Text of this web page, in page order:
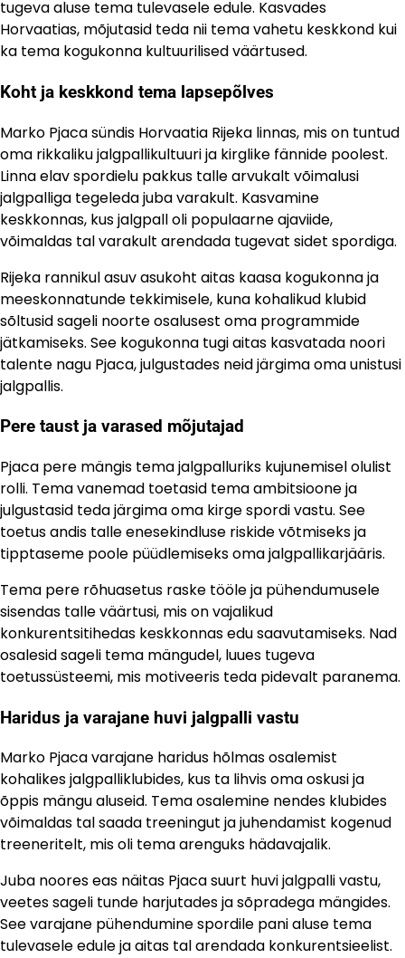
tugeva aluse tema tulevasele edule. Kasvades
Horvaatias, mõjutasid teda nii tema vahetu keskkond kui
ka tema kogukonna kultuurilised väärtused.
Koht ja keskkond tema lapsepõlves
Marko Pjaca sündis Horvaatia Rijeka linnas, mis on tuntud
oma rikkaliku jalgpallikultuuri ja kirglike fännide poolest.
Linna elav spordielu pakkus talle arvukalt võimalusi
jalgpalliga tegeleda juba varakult. Kasvamine
keskkonnas, kus jalgpall oli populaarne ajaviide,
võimaldas tal varakult arendada tugevat sidet spordiga.
Rijeka rannikul asuv asukoht aitas kaasa kogukonna ja
meeskonnatunde tekkimisele, kuna kohalikud klubid
sõltusid sageli noorte osalusest oma programmide
jätkamiseks. See kogukonna tugi aitas kasvatada noori
talente nagu Pjaca, julgustades neid järgima oma unistusi
jalgpallis.
Pere taust ja varased mõjutajad
Pjaca pere mängis tema jalgpalluriks kujunemisel olulist
rolli. Tema vanemad toetasid tema ambitsioone ja
julgustasid teda järgima oma kirge spordi vastu. See
toetus andis talle enesekindluse riskide võtmiseks ja
tipptaseme poole püüdlemiseks oma jalgpallikarjääris.
Tema pere rõhuasetus raske tööle ja pühendumusele
sisendas talle väärtusi, mis on vajalikud
konkurentsitihedas keskkonnas edu saavutamiseks. Nad
osalesid sageli tema mängudel, luues tugeva
toetussüsteemi, mis motiveeris teda pidevalt paranema.
Haridus ja varajane huvi jalgpalli vastu
Marko Pjaca varajane haridus hõlmas osalemist
kohalikes jalgpalliklubides, kus ta lihvis oma oskusi ja
õppis mängu aluseid. Tema osalemine nendes klubides
võimaldas tal saada treeningut ja juhendamist kogenud
treeneritelt, mis oli tema arenguks hädavajalik.
Juba noores eas näitas Pjaca suurt huvi jalgpalli vastu,
veetes sageli tunde harjutades ja sõpradega mängides.
See varajane pühendumine spordile pani aluse tema
tulevasele edule ja aitas tal arendada konkurentsieelist.